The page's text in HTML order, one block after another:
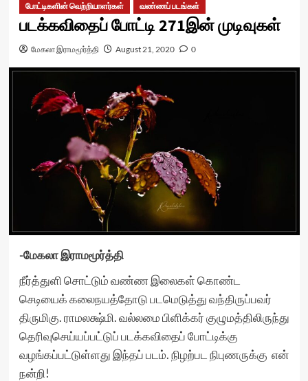
போட்டிகளின் வெற்றியாளர்கள்
வண்ணப் படங்கள்
படக்கவிதைப் போட்டி 271இன் முடிவுகள்
மேகலா இராமமூர்த்தி August 21, 2020 0
-மேகலா இராமமூர்த்தி
நீர்த்துளி சொட்டும் வண்ண இலைகள் கொண்ட
செடியைக் கலைநயத்தோடு படமெடுத்து வந்திருப்பவர்
திருமிகு. ராமலக்ஷ்மி. வல்லமை பிளிக்கர் குழுமத்திலிருந்து
தெரிவுசெய்யப்பட்டுப் படக்கவிதைப் போட்டிக்கு
வழங்கப்பட்டுள்ளது இந்தப் படம். நிழற்பட நிபுணருக்கு என்
நன்றி!